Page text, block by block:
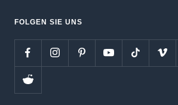
FOLGEN SIE UNS